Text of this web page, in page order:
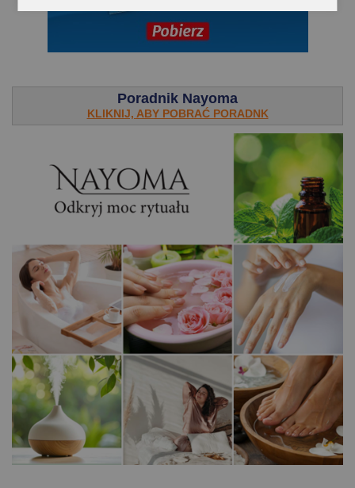
Poradnik Nayoma
KLIKNIJ, ABY POBRAĆ PORADNK